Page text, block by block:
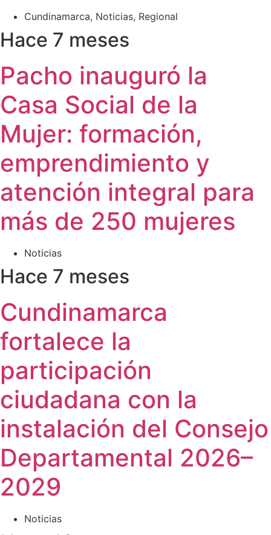
Cundinamarca, Noticias, Regional
Hace 7 meses
Pacho inauguró la
Casa Social de la
Mujer: formación,
emprendimiento y
atención integral para
más de 250 mujeres
Noticias
Hace 7 meses
Cundinamarca
fortalece la
participación
ciudadana con la
instalación del Consejo
Departamental 2026–
2029
Noticias